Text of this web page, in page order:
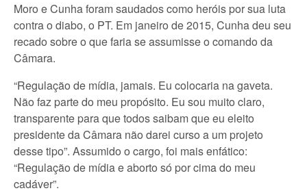
Moro e Cunha foram saudados como heróis por sua luta
contra o diabo, o PT. Em janeiro de 2015, Cunha deu seu
recado sobre o que faria se assumisse o comando da
Câmara.
“Regulação de mídia, jamais. Eu colocaria na gaveta.
Não faz parte do meu propósito. Eu sou muito claro,
transparente para que todos saibam que eu eleito
presidente da Câmara não darei curso a um projeto
desse tipo”. Assumido o cargo, foi mais enfático:
“Regulação de mídia e aborto só por cima do meu
cadáver”.